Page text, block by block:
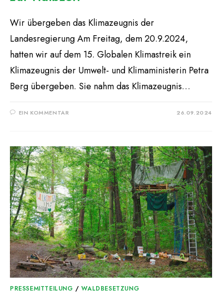
Wir übergeben das Klimazeugnis der
Landesregierung Am Freitag, dem 20.9.2024,
hatten wir auf dem 15. Globalen Klimastreik ein
Klimazeugnis der Umwelt- und Klimaministerin Petra
Berg übergeben. Sie nahm das Klimazeugnis…
EIN KOMMENTAR 26.09.2024
PRESSEMITTEILUNG /WALDBESETZUNG